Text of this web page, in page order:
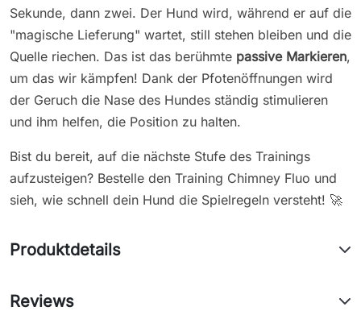
Sekunde, dann zwei. Der Hund wird, während er auf die
"magische Lieferung" wartet, still stehen bleiben und die
Quelle riechen. Das ist das berühmte passive Markieren,
um das wir kämpfen! Dank der Pfotenöffnungen wird
der Geruch die Nase des Hundes ständig stimulieren
und ihm helfen, die Position zu halten.
Bist du bereit, auf die nächste Stufe des Trainings
aufzusteigen? Bestelle den Training Chimney Fluo und
sieh, wie schnell dein Hund die Spielregeln versteht! 🚀
Produktdetails
Reviews